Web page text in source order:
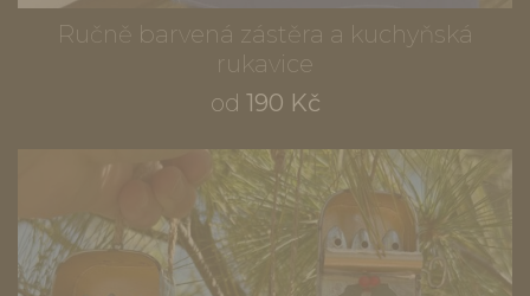
Ručně barvená zástěra a kuchyňská
rukavice
od 190 Kč